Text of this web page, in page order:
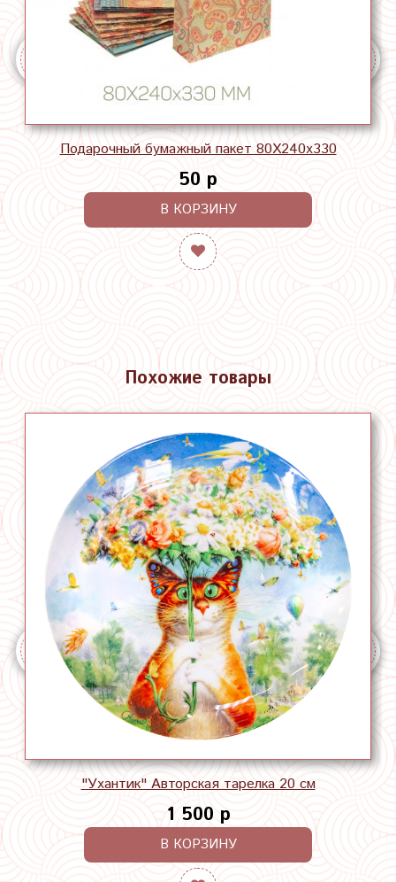
Подарочный бумажный пакет 80Х240х330
50 р
В КОРЗИНУ
Похожие товары
"Ухантик" Авторская тарелка 20 см
1 500 р
В КОРЗИНУ